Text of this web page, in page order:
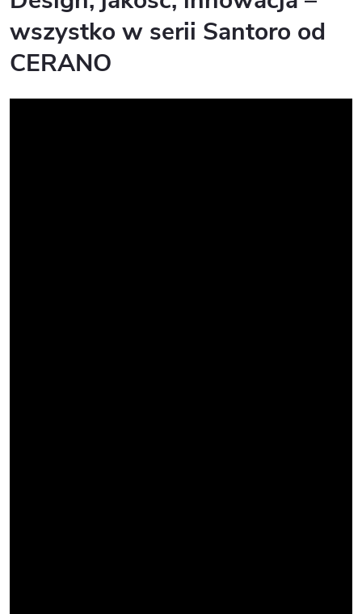
wszystko w serii Santoro od
CERANO